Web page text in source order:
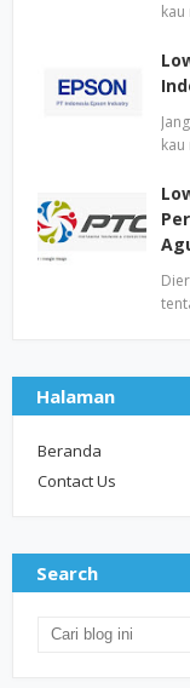
Halaman
Beranda
Contact Us
Search